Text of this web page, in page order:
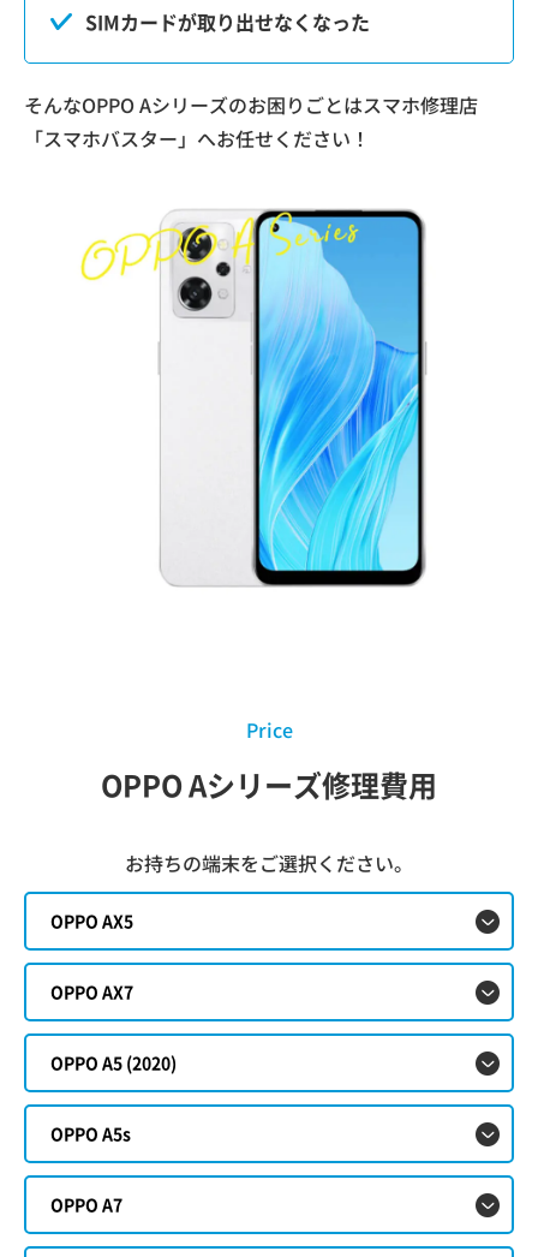
SIMカードが取り出せなくなった
そんなOPPO Aシリーズのお困りごとはスマホ修理店
「スマホバスター」へお任せください！
Price
OPPO Aシリーズ修理費用
お持ちの端末をご選択ください。
OPPO AX5
OPPO AX7
OPPO A5 (2020)
OPPO A5s
OPPO A7